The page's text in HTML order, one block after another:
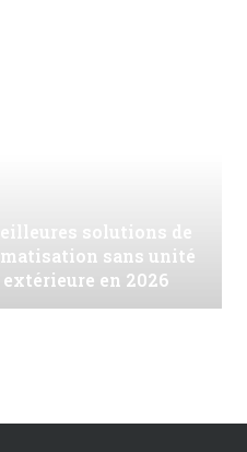
solutions de
sans unité
extérieure en 2026